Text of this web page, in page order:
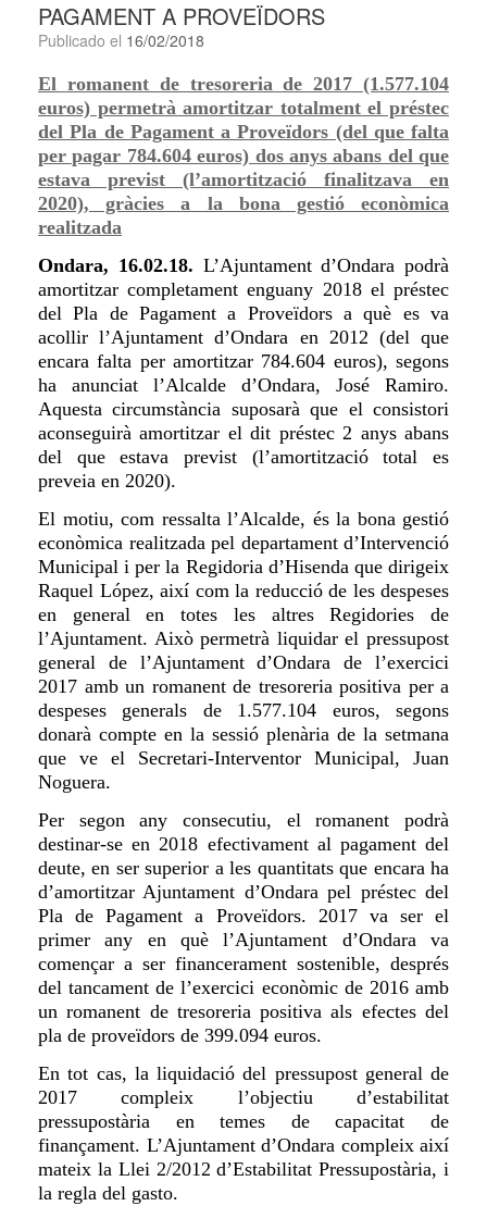
PAGAMENT A PROVEÏDORS
Publicado el 16/02/2018
El romanent de tresoreria de 2017 (1.577.104
euros) permetrà amortitzar totalment el préstec
del Pla de Pagament a Proveïdors (del que falta
per pagar 784.604 euros) dos anys abans del que
estava previst (l’amortització finalitzava en
2020), gràcies a la bona gestió econòmica
realitzada
Ondara, 16.02.18. L’Ajuntamentd’Ondara podrà
amortitzar completament enguany 2018 el préstec
del Pla de Pagament a Proveïdors a què es va
acollir l’Ajuntament d’Ondara en 2012 (del que
encara falta per amortitzar 784.604 euros), segons
ha anunciat l’Alcalde d’Ondara, José Ramiro.
Aquesta circumstància suposarà que el consistori
aconseguirà amortitzar el dit préstec 2 anys abans
del que estava previst (l’amortització total es
preveia en 2020).
El motiu, com ressalta l’Alcalde, és la bona gestió
econòmica realitzada pel departament d’Intervenció
Municipal i per la Regidoria d’Hisenda que dirigeix
Raquel López, així com la reducció de les despeses
en general en totes les altres Regidories de
l’Ajuntament. Això permetrà liquidar el pressupost
general de l’Ajuntament d’Ondara de l’exercici
2017 amb un romanent de tresoreria positiva per a
despeses generals de1.577.104 euros, segons
donarà compte en la sessió plenària de la setmana
que ve el Secretari-Interventor Municipal, Juan
Noguera.
Per segon any consecutiu, el romanent podrà
destinar-se en 2018 efectivament al pagament del
deute, en ser superior a les quantitats que encara ha
d’amortitzar Ajuntament d’Ondara pel préstec del
Pla de Pagament a Proveïdors. 2017 va ser el
primer any en què l’Ajuntament d’Ondara va
començar a ser financerament sostenible, després
del tancament de l’exercici econòmic de 2016 amb
un romanent de tresoreria positiva als efectes del
pla de proveïdors de 399.094 euros.
En tot cas, la liquidació del pressupost general de
2017 compleix l’objectiu d’estabilitat
pressupostària en temes de capacitat de
finançament. L’Ajuntament d’Ondara compleix així
mateix la Llei 2/2012 d’Estabilitat Pressupostària, i
la regla del gasto.